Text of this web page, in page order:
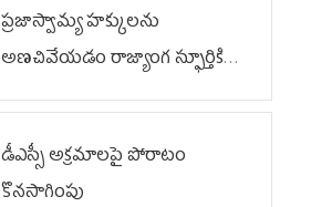
ప్రజాస్వామ్య హక్కులను
అణచివేయడం రాజ్యాంగ స్ఫూర్తికి
విరుద్ధం
డీఎస్సీ అక్రమాలపై పోరాటం
కొనసాగింపు